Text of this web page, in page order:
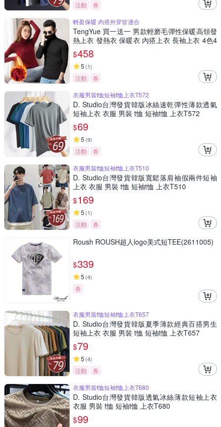
活動
券
輕盈保暖 內搭外穿皆適合
TengYue 買一送一 男款輕磨毛彈性保暖高領發
熱上衣 發熱衣 保暖衣 內搭上衣 長袖上衣 4色4
尺寸
$458
5 (1)
活動
券
衣服男裝t恤短袖t恤上衣T572
D. Studio台灣發貨韓版冰絲速乾彈性薄款透氣
短袖上衣 衣服 男裝 t恤 短袖t恤 上衣T572
$69
5 (9)
活動
券
衣服男裝t恤短袖t恤上衣T510
D. Studio台灣發貨韓版寬鬆落肩袖假兩件短袖
上衣 衣服 男裝 t恤 短袖t恤 上衣T510
$169
5 (1)
活動 券
Roush ROUSH超人logo美式短TEE(2611005)
$339
5 (4)
券
衣服男裝t恤短袖t恤上衣T657
D. Studio台灣發貨韓版夏季薄款經典百搭男生
短袖上衣 衣服 男裝 t恤 短袖t恤 上衣T657
$79
5 (4)
活動
券
衣服男裝t恤短袖t恤上衣T680
D. Studio台灣發貨韓版透氣冰絲薄款短袖上衣
衣服 男裝 t恤 短袖t恤 上衣T680
$99